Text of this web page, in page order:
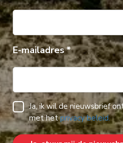
E-mailadres
Ja, ik wil de nieuwsbrief
met hetprivacy beleid.